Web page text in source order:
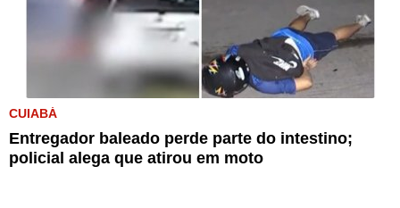
CUIABÁ
Entregador baleado perde parte do intestino;
policial alega que atirou em moto